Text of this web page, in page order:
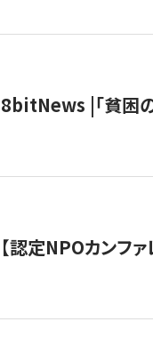
8bitNews |「貧困
【認定NPOカンフ